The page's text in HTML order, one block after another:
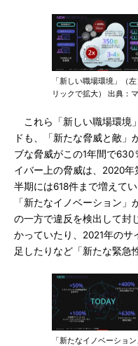
「新しい職場環境」（
リックで拡大） 出典：
これら「新しい職場環境
ドも、「新たな脅威と敵」
ブな脅威がこの1年間で
イバー上の脅威は、2020
半期には618件まで増えて
「新たなイノベーション
の一方で違反を検出して封
かっていたり、2021年の
足したりなど「新たな緊急
「新たなイノベーショ